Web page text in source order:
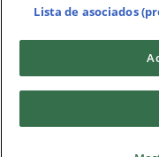
Copyright © Tiendeo
Palau de Mar – 08039
Términos y
Lista de asociados